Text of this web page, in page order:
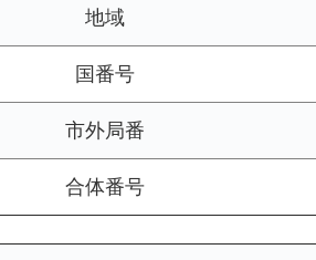
地域
国番号
市外局番
合体番号